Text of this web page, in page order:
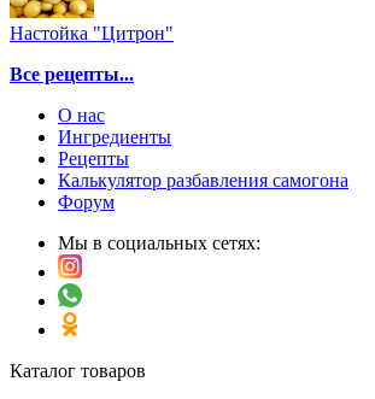
Настойка "Цитрон"
Все рецепты...
О нас
Ингредиенты
Рецепты
Калькулятор разбавления самогона
Форум
Мы в социальных сетях:
Каталог товаров